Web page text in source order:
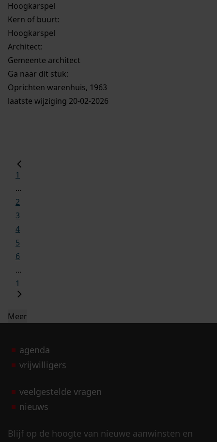
Hoogkarspel
Kern of buurt:
Hoogkarspel
Architect:
Gemeente architect
Ga naar dit stuk:
Oprichten warenhuis, 1963
laatste wijziging 20-02-2026
1
...
2
3
4
5
6
...
1
Meer
agenda
vrijwilligers
veelgestelde vragen
nieuws
Blijf op de hoogte van nieuwe aanwinsten en